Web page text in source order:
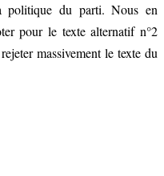
politique du parti. Nous en
pour le texte alternatif n°2
massivement le texte du